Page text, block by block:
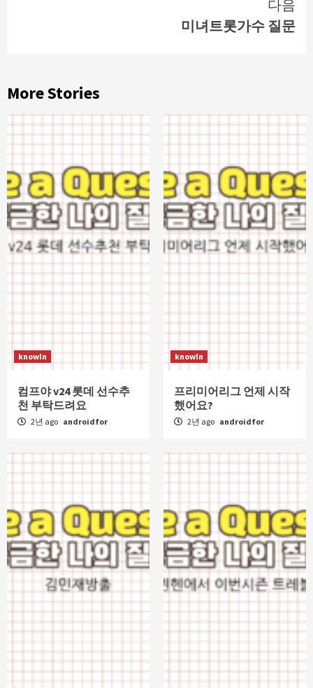
다음
미녀트롯가수 질문
More Stories
knowIn
컴프야 v24 롯데 선수추
천 부탁드려요
2년 ago androidfor
knowIn
프리미어리그 언제 시작
했어요?
2년 ago androidfor